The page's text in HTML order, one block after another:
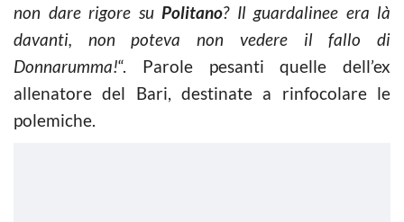
non dare rigore suPolitano? Il guardalinee era là
davanti, non poteva non vedere il fallo di
Donnarumma!“. Parole pesanti quelle dell’ex
allenatore del Bari, destinate a rinfocolare le
polemiche.